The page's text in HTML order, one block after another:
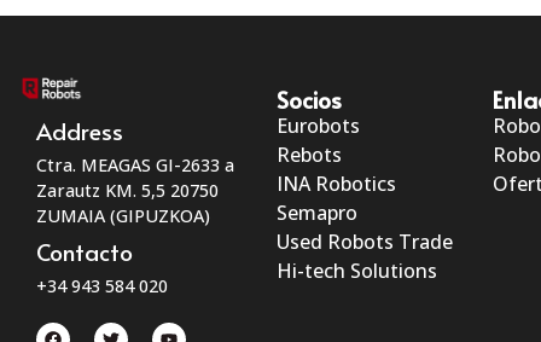
Address
Ctra. MEAGAS GI-2633 a
Zarautz KM. 5,5 20750
ZUMAIA (GIPUZKOA)
Contacto
+34 943 584 020
Socios
Eurobots
Rebots
INA Robotics
Semapro
Used Robots Trade
Hi-tech Solutions